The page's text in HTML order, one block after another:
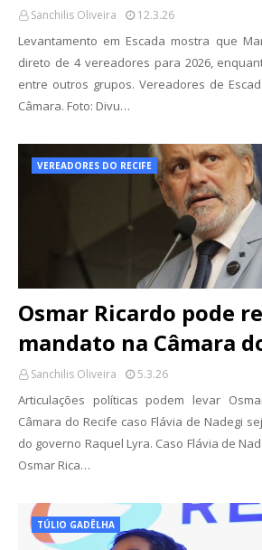
Sanchilis Oliveira 12.3.26
Levantamento em Escada mostra que
direto de 4 vereadores para 2026,
entre outros grupos. Vereadores de
Câmara. Foto: Divu…
VEREADORES DO RECIFE
Osmar Ricardo pode
mandato na Câmara
Sanchilis Oliveira 5.3.26
Articulações políticas podem levar
Câmara do Recife caso Flávia de Nadegi
do governo Raquel Lyra. Caso Flávia de
Osmar Rica…
TÚLIO GADÊLHA